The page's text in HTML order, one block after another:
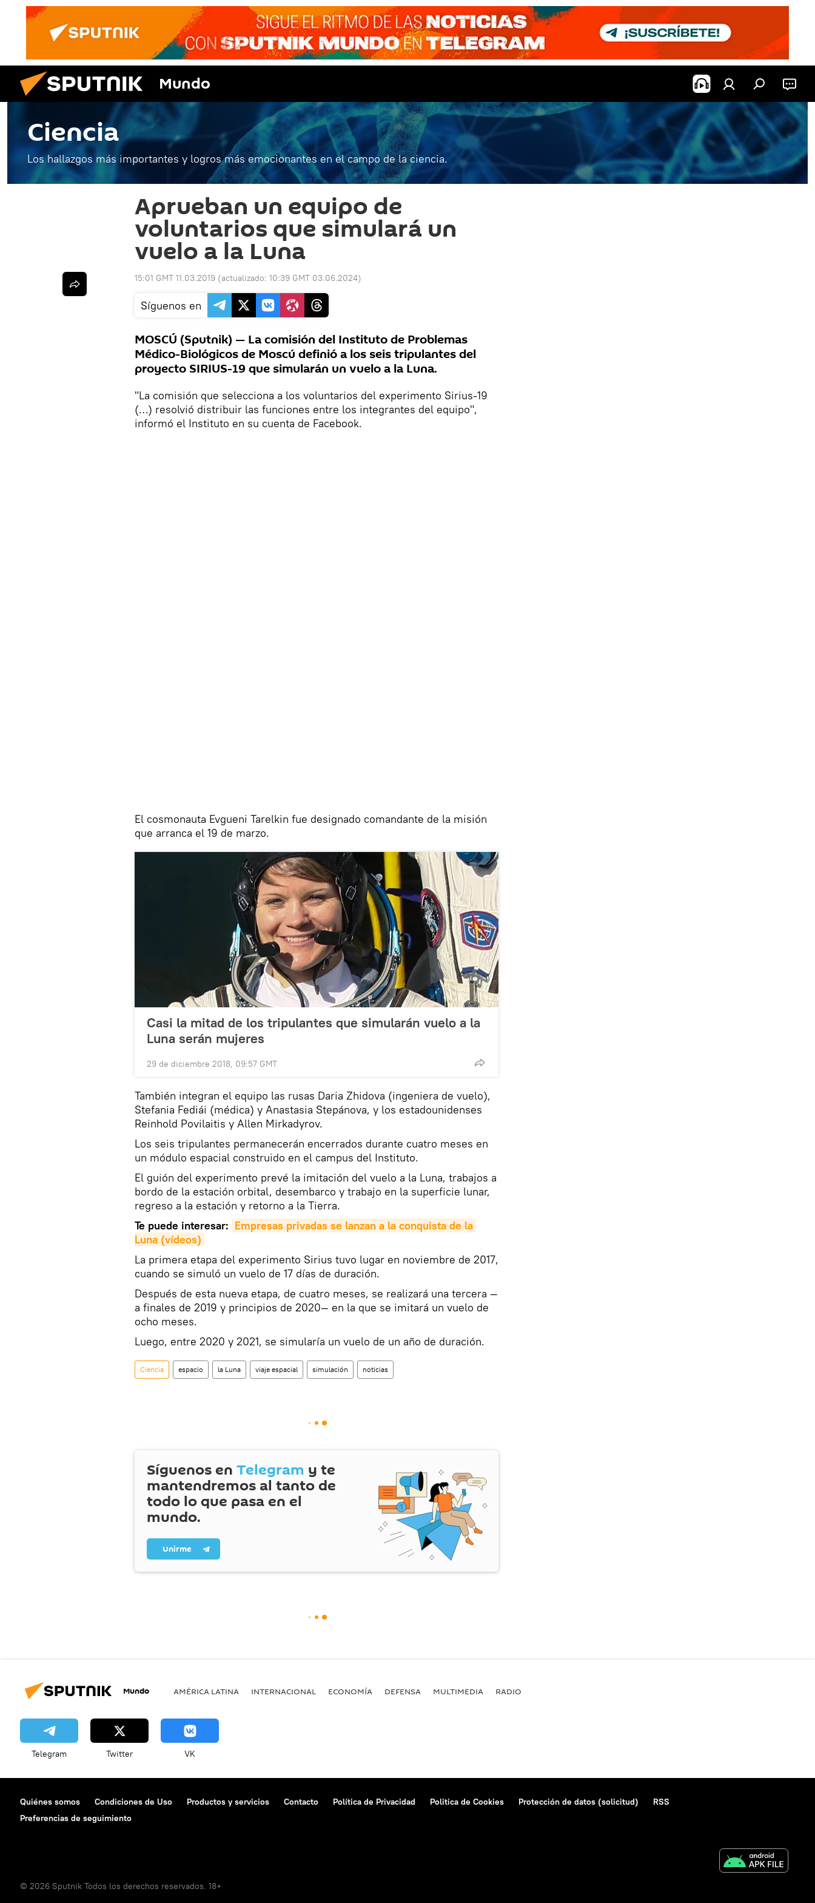
Mundo
Ciencia
Los hallazgos más importantes y logros más emocionantes en el campo de la ciencia.
Aprueban un equipo de
voluntarios que simulará un
vuelo a la Luna
15:01 GMT 11.03.2019 (actualizado: 10:39 GMT 03.06.2024)
Síguenos en
MOSCÚ (Sputnik) — La comisión del Instituto de Problemas
Médico-Biológicos de Moscú definió a los seis tripulantes del
proyecto SIRIUS-19 que simularán un vuelo a la Luna.
"La comisión que selecciona a los voluntarios del experimento Sirius-19
(…) resolvió distribuir las funciones entre los integrantes del equipo",
informó el Instituto en su cuenta de Facebook.
El cosmonauta Evgueni Tarelkin fue designado comandante de la misión
que arranca el 19 de marzo.
Casi la mitad de los tripulantes que simularán vuelo a la
Luna serán mujeres
29 de diciembre 2018, 09:57 GMT
También integran el equipo las rusas Daria Zhidova (ingeniera de vuelo),
Stefania Fediái (médica) y Anastasia Stepánova, y los estadounidenses
Reinhold Povilaitis y Allen Mirkadyrov.
Los seis tripulantes permanecerán encerrados durante cuatro meses en
un módulo espacial construido en el campus del Instituto.
El guión del experimento prevé la imitación del vuelo a la Luna, trabajos a
bordo de la estación orbital, desembarco y trabajo en la superficie lunar,
regreso a la estación y retorno a la Tierra.
Te puede interesar: Empresas privadas se lanzan a la conquista de la
Luna (vídeos)
La primera etapa del experimento Sirius tuvo lugar en noviembre de 2017,
cuando se simuló un vuelo de 17 días de duración.
Después de esta nueva etapa, de cuatro meses, se realizará una tercera —
a finales de 2019 y principios de 2020— en la que se imitará un vuelo de
ocho meses.
Luego, entre 2020 y 2021, se simularía un vuelo de un año de duración.
Ciencia espacio la Luna viaje espacial simulación noticias
Síguenos en Telegram y te
mantendremos al tanto de
todo lo que pasa en el
mundo.
Unirme
Mundo AMÉRICA LATINA INTERNACIONAL ECONOMÍA DEFENSA MULTIMEDIA RADIO
Telegram Twitter VK
Quiénes somos Condiciones de Uso Productos y servicios Contacto Política de Privacidad Politica de Cookies Protección de datos (solicitud)
RSS
Preferencias de seguimiento
© 2026 Sputnik Todos los derechos reservados. 18+